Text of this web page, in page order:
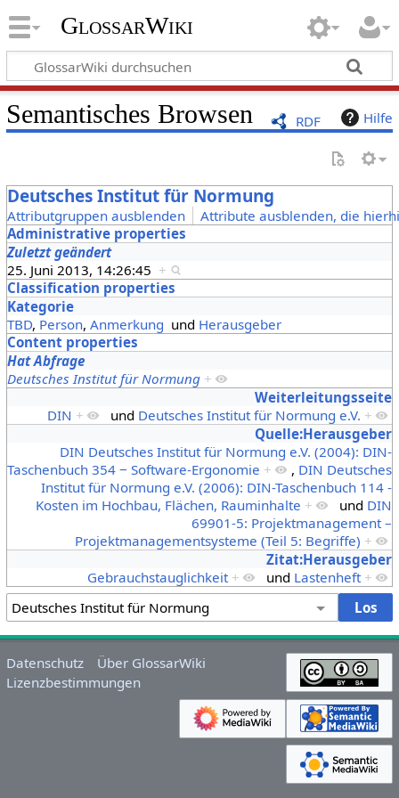
GlossarWiki
RDF Hilfe
Semantisches Browsen
Deutsches Institut für Normung
Attributgruppen ausblenden
Attribute ausblenden, die
Administrative properties
Zuletzt geändert
25. Juni 2013, 14:26:45 +
Classification properties
Kategorie
TBD, Person, Anmerkung und Herausgeber
Content properties
Hat Abfrage
Deutsches Institut für Normung +
Weiterleitungsseite
DIN + und Deutsches Institut für Normung e.V. +
Quelle:Herausgeber
DIN Deutsches Institut für Normung e.V. (2004): DIN-
Taschenbuch 354 ‒ Software-Ergonomie + , DIN Deutsches
Institut für Normung e.V. (2006): DIN-Taschenbuch 114 -
Kosten im Hochbau, Flächen, Rauminhalte + und DIN
69901-5: Projektmanagement –
Projektmanagementsysteme (Teil 5: Begriffe) +
Zitat:Herausgeber
Gebrauchstauglichkeit + und Lastenheft +
Datenschutz
Über GlossarWiki
Lizenzbestimmungen